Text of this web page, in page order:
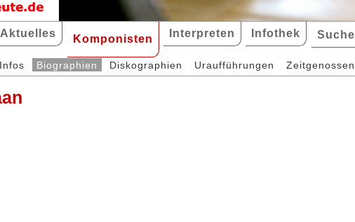
Aktuelles Komponisten Interpreten Infothek Suche
Biographien Diskographien Uraufführungen Zeitgenossen